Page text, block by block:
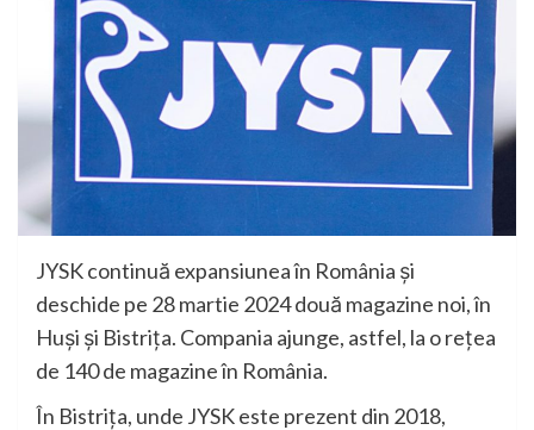
JYSK continuă expansiunea în România și
deschide pe 28 martie 2024 două magazine noi, în
Huși și Bistrița. Compania ajunge, astfel, la o rețea
de 140 de magazine în România.
În Bistrița, unde JYSK este prezent din 2018,